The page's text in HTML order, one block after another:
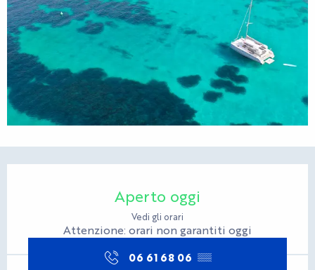
Aperto oggi
Vedi gli orari
Attenzione: orari non garantiti oggi
06 61 68 06 ▒▒